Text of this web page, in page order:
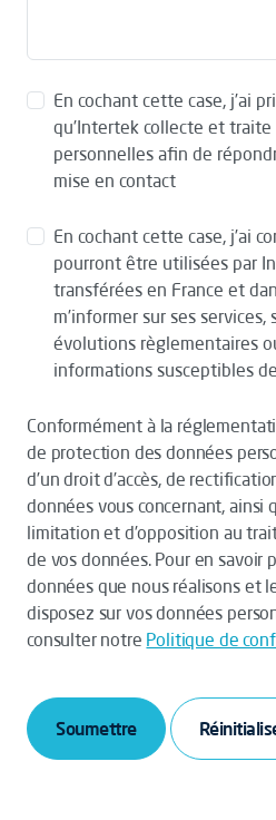
En cochant cette case, j’ai
qu’Intertek collecte et
personnelles afin de
mise en contact
En cochant cette case, j’ai
pourront être utilisées par
transférées en France et
m’informer sur ses
évolutions règlementaires
informations susceptibles
Conformément à la
de protection des données
d’un droit d’accès, de
données vous concernant, ainsi
limitation et d’opposition au
de vos données. Pour en savoir
données que nous réalisons et
disposez sur vos données
consulter notre Politique de
Soumettre